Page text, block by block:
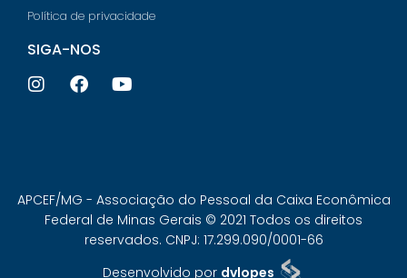
Política de privacidade
SIGA-NOS
APCEF/MG - Associação do Pessoal da Caixa Econômica
Federal de Minas Gerais © 2021 Todos os direitos
reservados. CNPJ: 17.299.090/0001-66
Desenvolvido por dvlopes